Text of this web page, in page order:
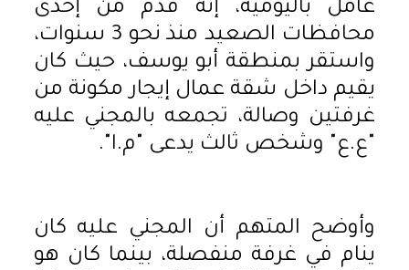
عامل باليومية، إنه قدم من إحدى
محافظات الصعيد منذ نحو 3 سنوات،
واستقر بمنطقة أبو يوسف، حيث كان
يقيم داخل شقة عمال إيجار مكونة من
غرفتين وصالة، تجمعه بالمجني عليه
"ع.ع" وشخص ثالث يدعى "م.ا".
وأوضح المتهم أن المجني عليه كان
ينام في غرفة منفصلة، بينما كان هو